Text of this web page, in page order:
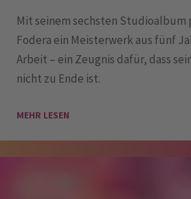
Mit seinem sechsten Studioalbum
Fodera ein Meisterwerk aus fünf
Arbeit – ein Zeugnis dafür, dass
nicht zu Ende ist.
MEHR LESEN